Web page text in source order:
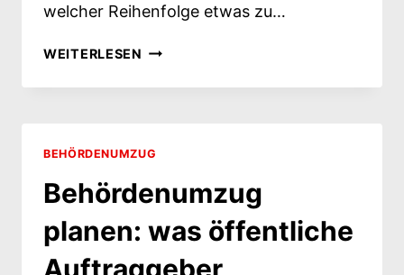
welcher Reihenfolge etwas zu…
WEITERLESEN UMZUGSKOSTENVERGÜTUNG
DEM
BEI
ABRECHNUNG
BEHÖRDENUMZUG
Behördenumzug
planen: was öffentliche